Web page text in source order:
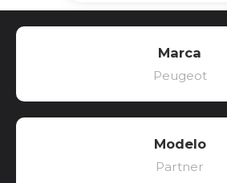
Marca
Peugeot
Modelo
Partner